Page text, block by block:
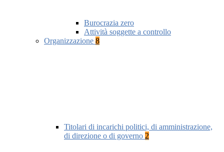
Burocrazia zero
Attività soggette a controllo
Organizzazione 8
Titolari di incarichi politici, di amministrazione,
di direzione o di governo 2